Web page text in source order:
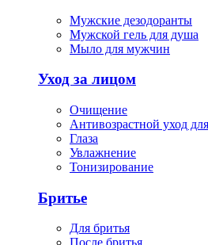
Мужские дезодоранты
Мужской гель для душа
Мыло для мужчин
Уход за лицом
Очищение
Антивозрастной уход
Глаза
Увлажнение
Тонизирование
Бритье
Для бритья